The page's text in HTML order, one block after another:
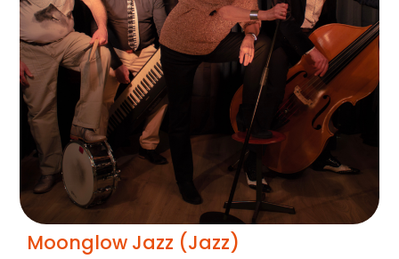
Moonglow Jazz (Jazz)